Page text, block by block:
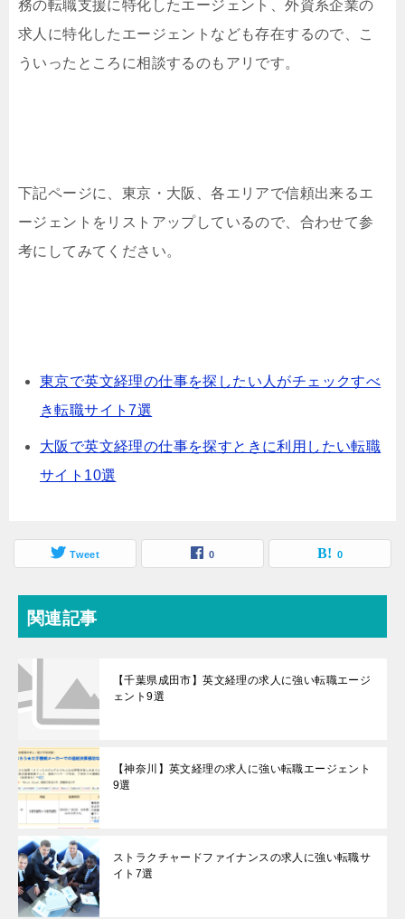
務の転職支援に特化したエージェント、外資系企業の
求人に特化したエージェントなども存在するので、こ
ういったところに相談するのもアリです。
下記ページに、東京・大阪、各エリアで信頼出来るエ
ージェントをリストアップしているので、合わせて参
考にしてみてください。
東京で英文経理の仕事を探したい人がチェックすべ
き転職サイト7選
大阪で英文経理の仕事を探すときに利用したい転職
サイト10選
Tweet 0 0
関連記事
【千葉県成田市】英文経理の求人に強い転職エージ
ェント9選
【神奈川】英文経理の求人に強い転職エージェント
9選
ストラクチャードファイナンスの求人に強い転職サ
イト7選